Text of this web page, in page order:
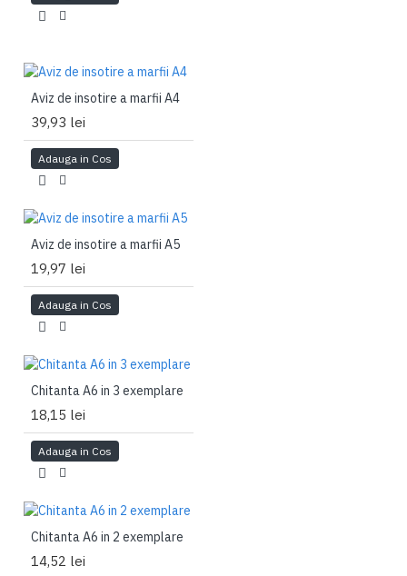
Aviz de insotire a marfii A4
39,93 lei
Adauga in Cos
Aviz de insotire a marfii A5
19,97 lei
Adauga in Cos
Chitanta A6 in 3 exemplare
18,15 lei
Adauga in Cos
Chitanta A6 in 2 exemplare
14,52 lei